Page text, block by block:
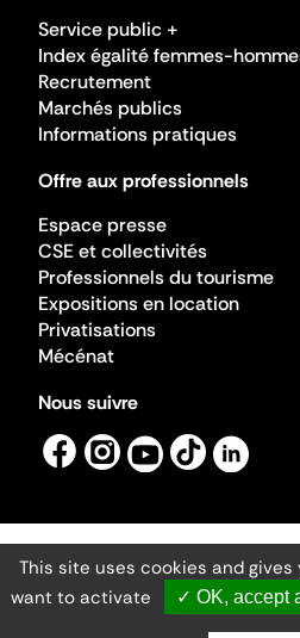
Service public +
Index égalité femmes-
Recrutement
Marchés publics
Informations pratiques
Offre aux professionnels
Espace presse
CSE et collectivités
Professionnels du tourisme
Expositions en location
Privatisations
Mécénat
Nous suivre
Mentions
Gestion des
Accessibilité
Ministère de la
This site uses cookies and
want to activate
✓ OK, accept